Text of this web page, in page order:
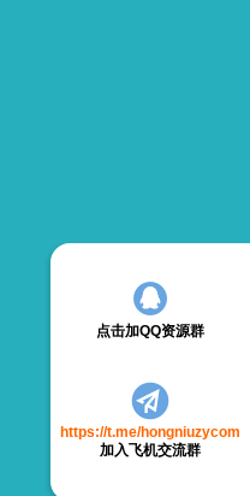
点击加QQ资源群
https://t.me/hongniuzycom
加入飞机交流群